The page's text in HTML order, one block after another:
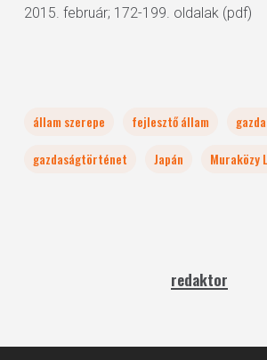
2015. február; 172-199. oldalak (pdf)
állam szerepe fejlesztő állam
gazdaságtörténet
Japán Muraközy
redaktor